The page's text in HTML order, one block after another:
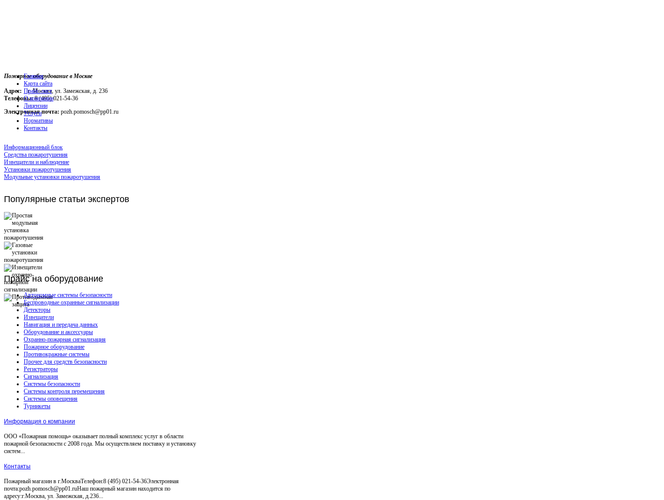
Пожарное оборудование в Москве
Адрес: г. Москва, ул. Замежская, д. 236
Телефоны:8 (495) 021-54-36
Электронная почта: pozh.pomosch@pp01.ru
Главная
Карта сайта
Прайс-лист
О компании
Лицензии
Услуги
Нормативы
Контакты
Информационный блок
Средства пожаротушения
Извещатели и наблюдение
Установки пожаротушения
Модульные установки пожаротушения
Популярные статьи экспертов
Прайсна оборудование
Автономные системы безопасности
Беспроводные охранные сигнализации
Детекторы
Извещатели
Навигация и передача данных
Оборудование и аксессуары
Охранно-пожарная сигнализация
Пожарное оборудование
Противокражные системы
Прочее для средств безопасности
Регистраторы
Сигнализация
Системы безопасности
Системы контроля перемещения
Системы оповещения
Турникеты
Информация о компании
ООО «Пожарная помощь» оказывает полный комплекс услуг в области
пожарной безопасности с 2008 года. Мы осуществляем поставку и установку
систем...
Контакты
Пожарный магазин в г.МоскваТелефон:8 (495) 021-54-36Электронная
почта:pozh.pomosch@pp01.ruНаш пожарный магазин находится по
адресу:г.Москва, ул. Замежская, д.236...